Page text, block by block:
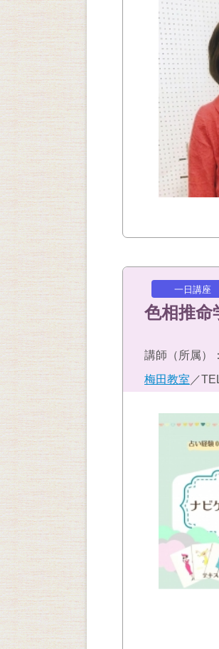
一日講座
色相推
講師（所属）
梅田教室 ／